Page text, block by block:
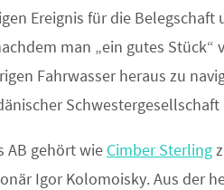
Ereignis für die
man „ein gutes
Fahrwasser heraus zu
AB gehört wie Cimber Sterling
Igor Kolomoisky. Aus der